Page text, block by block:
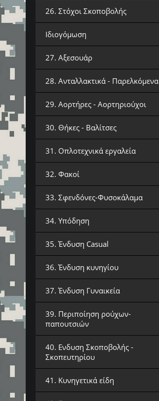
26. Στόχοι Σκοποβολής
Ιδιογόμωση
27. Αξεσουάρ
28. Ανταλλακτικά - Παρελκόμενα
29. Αορτήρες - Αορτηριούχοι
30. Θήκες - Βαλίτσες
31. Οπλοτεχνικά εργαλεία
32. Φακοί
33. Σφενδόνες-Φυσοκάλαμα
34. Υπόδηση
35. Ένδυση Casual
36. Ένδυση κυνηγίου
37. Ένδυση Γυναικεία
39. Περιποίηση ρούχων-
παπουτσιών
40. Ενδυση Σκοποβολής -
Σκοπευτηρίου
41. Κυνηγετικά είδη